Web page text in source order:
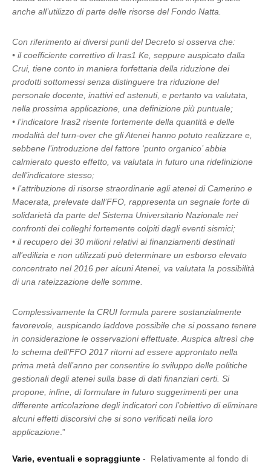
anche all’utilizzo di parte delle risorse del Fondo Natta.
Con riferimento ai diversi punti del Decreto si osserva che:
• il coefficiente correttivo di Iras1 Ke, seppure auspicato dalla
Crui, tiene conto in maniera forfettaria della riduzione dei
prodotti sottomessi senza distinguere tra riduzione del
personale docente, inattivi ed astenuti, e pertanto va valutata,
nella prossima applicazione, una definizione più puntuale;
• l’indicatore Iras2 risente fortemente della quantità e delle
modalità del turn-over che gli Atenei hanno potuto realizzare e,
sebbene l’introduzione del fattore ‘punto organico’ abbia
calmierato questo effetto, va valutata in futuro una ridefinizione
dell’indicatore stesso;
• l’attribuzione di risorse straordinarie agli atenei di Camerino e
Macerata, prelevate dall’FFO, rappresenta un segnale forte di
solidarietà da parte del Sistema Universitario Nazionale nei
confronti dei colleghi fortemente colpiti dagli eventi sismici;
• il recupero dei 30 milioni relativi ai finanziamenti destinati
all’edilizia e non utilizzati può determinare un esborso elevato
concentrato nel 2016 per alcuni Atenei, va valutata la possibilità
di una rateizzazione delle somme.
Complessivamente la CRUI formula parere sostanzialmente
favorevole, auspicando laddove possibile che si possano tenere
in considerazione le osservazioni effettuate. Auspica altresì che
lo schema dell’FFO 2017 ritorni ad essere approntato nella
prima metà dell’anno per consentire lo sviluppo delle politiche
gestionali degli atenei sulla base di dati finanziari certi. Si
propone, infine, di formulare in futuro suggerimenti per una
differente articolazione degli indicatori con l’obiettivo di eliminare
alcuni effetti discorsivi che si sono verificati nella loro
applicazione .”
Varie, eventuali e sopraggiunte - Relativamente al fondo di